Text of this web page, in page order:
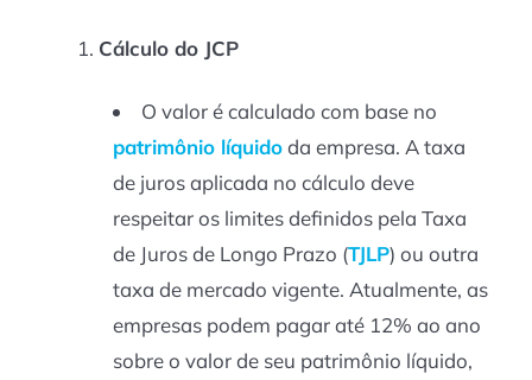
Cálculo do JCP
O valor é calculado com base no
patrimônio líquidoda empresa. A taxa
de juros aplicada no cálculo deve
respeitar os limites definidos pela Taxa
de Juros de Longo Prazo (TJLP) ou outra
taxa de mercado vigente. Atualmente, as
empresas podem pagar até 12% ao ano
sobre o valor de seu patrimônio líquido,